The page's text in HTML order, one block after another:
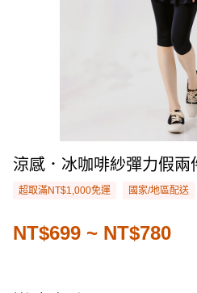
涼感．冰咖啡紗彈力假兩
超取滿NT$1,000免運 國家/地區配送
NT$699 ~ NT$780